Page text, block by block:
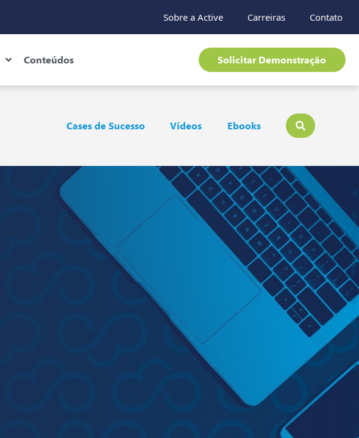
Sobre a Active Carreiras Contato
Conteúdos Solicitar Demonstração
Cases de Sucesso Vídeos Ebooks